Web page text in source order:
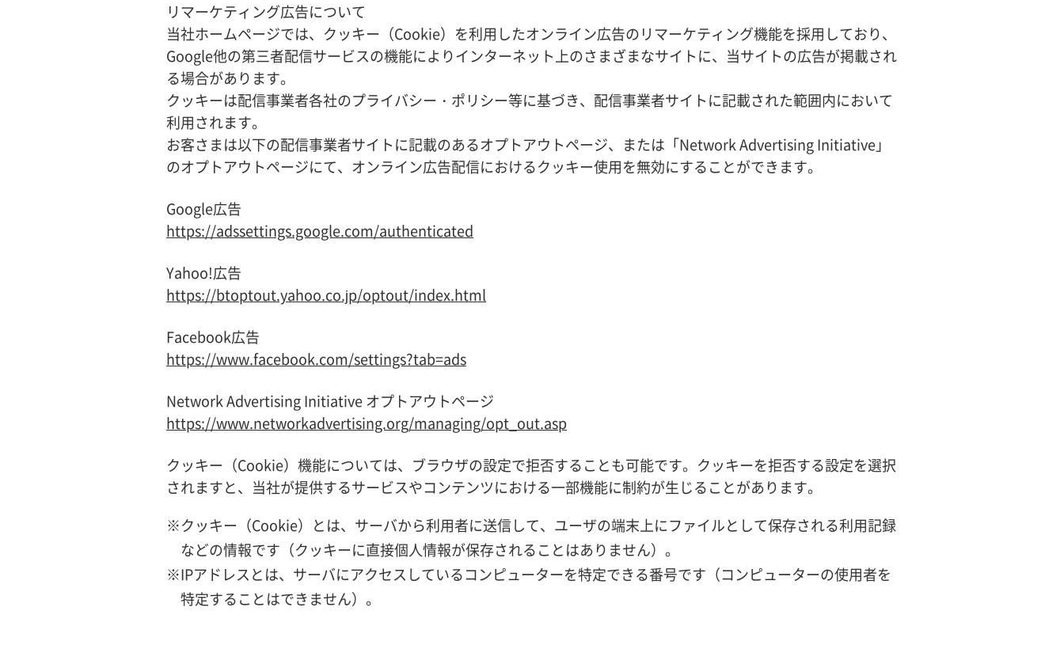
リマーケティング広告について
当社ホームページでは、クッキー（Cookie）を利用したオンライン広告のリマーケティング機能を採用しており、
Google他の第三者配信サービスの機能によりインターネット上のさまざまなサイトに、当サイトの広告が掲載され
る場合があります。
クッキーは配信事業者各社のプライバシー・ポリシー等に基づき、配信事業者サイトに記載された範囲内において
利用されます。
お客さまは以下の配信事業者サイトに記載のあるオプトアウトページ、または「Network Advertising Initiative」
のオプトアウトページにて、オンライン広告配信におけるクッキー使用を無効にすることができます。
Google広告
https://adssettings.google.com/authenticated
Yahoo!広告
https://btoptout.yahoo.co.jp/optout/index.html
Facebook広告
https://www.facebook.com/settings?tab=ads
Network Advertising Initiative オプトアウトページ
https://www.networkadvertising.org/managing/opt_out.asp
クッキー（Cookie）機能については、ブラウザの設定で拒否することも可能です。クッキーを拒否する設定を選択
されますと、当社が提供するサービスやコンテンツにおける一部機能に制約が生じることがあります。
※クッキー（Cookie）とは、サーバから利用者に送信して、ユーザの端末上にファイルとして保存される利用記録
などの情報です（クッキーに直接個人情報が保存されることはありません）。
※IPアドレスとは、サーバにアクセスしているコンピューターを特定できる番号です（コンピューターの使用者を
特定することはできません）。